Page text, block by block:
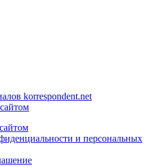
korrespondent.net
и персональных